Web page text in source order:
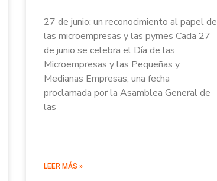
27 de junio: un reconocimiento al papel de
las microempresas y las pymes Cada 27
de junio se celebra el Día de las
Microempresas y las Pequeñas y
Medianas Empresas, una fecha
proclamada por la Asamblea General de
las
LEER MÁS »